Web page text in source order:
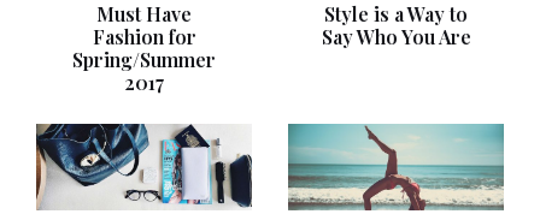
Must Have
Fashion for
Spring/Summer
2017
Style is a Way to
Say Who You Are